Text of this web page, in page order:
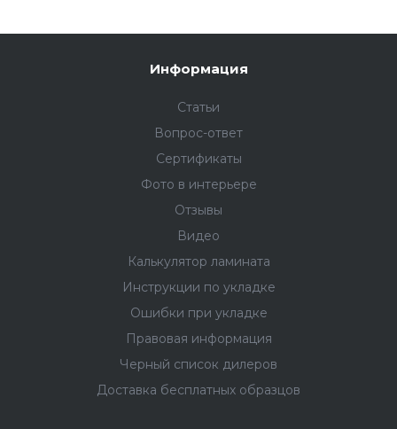
— это не просто пол: это важный
атмосферу уюта, тепла и безопасности, делая
ваше пространство по-настоящему уникальным.
Технологии, обеспечивающие долговечность
Fargo Comfort
выверенной системы производства, где плашки
проходят проверку после каждого этапа. Так
надёжность и устойчивость к механическим
кварц-винил Fargo, который можно использовать
с системами тёплого пола, в ванной комнате и в
Информация
Статьи
Вопрос-ответ
Сертификаты
Фото в интерьере
Отзывы
Видео
Калькулятор ламината
Инструкции по укладке
Ошибки при укладке
Правовая информация
Черный список дилеров
Доставка бесплатных образцов